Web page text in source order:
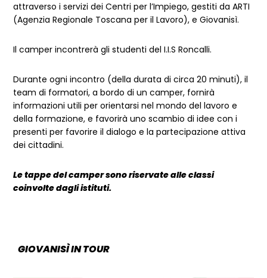
attraverso i servizi dei Centri per l’Impiego, gestiti da ARTI
(Agenzia Regionale Toscana per il Lavoro), e Giovanisì.
Il camper incontrerà gli studenti del I.I.S Roncalli.
Durante ogni incontro (della durata di circa 20 minuti), il
team di formatori, a bordo di un camper, fornirà
informazioni utili per orientarsi nel mondo del lavoro e
della formazione, e favorirà uno scambio di idee con i
presenti per favorire il dialogo e la partecipazione attiva
dei cittadini.
Le tappe del camper sono riservate alle classi
coinvolte dagli istituti.
CATEGORIA:
GIOVANISÌ IN TOUR